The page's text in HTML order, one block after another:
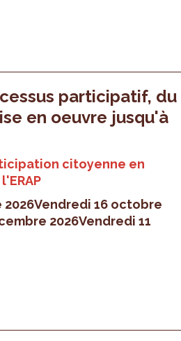
participatif, du
en oeuvre jusqu'à
citoyenne en
2026Vendredi 16 octobre
2026Vendredi 11